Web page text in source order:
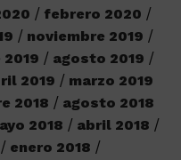
febrero 2020
noviembre 2019
agosto 2019
2019
marzo 2019
2018
agosto 2018
2018
abril 2018
enero 2018